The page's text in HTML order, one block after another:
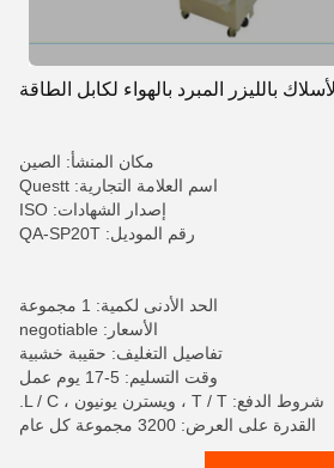
بالليزر المبرد بالهواء لكابل الطاقة
مكان المنشأ: الصين
اسم العلامة التجارية: Questt
إصدار الشهادات: ISO
رقم الموديل: QA-SP20T
الحد الأدنى لكمية: 1 مجموعة
الأسعار: negotiable
تفاصيل التغليف: حقيبة خشبية
وقت التسليم: 5-17 يوم عمل
شروط الدفع: T / T ، ويسترن يونيون ، L / C.
القدرة على العرض: 3200 مجموعة كل عام